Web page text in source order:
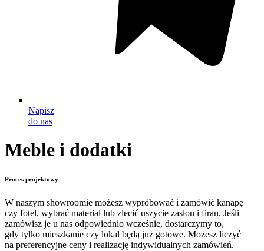
Napisz
do nas
Meble i dodatki
Proces projektowy
W naszym showroomie możesz wypróbować i zamówić kanapę
czy fotel, wybrać materiał lub zlecić uszycie zasłon i firan. Jeśli
zamówisz je u nas odpowiednio wcześnie, dostarczymy to,
gdy tylko mieszkanie czy lokal będą już gotowe. Możesz liczyć
na preferencyjne ceny i realizację indywidualnych zamówień.